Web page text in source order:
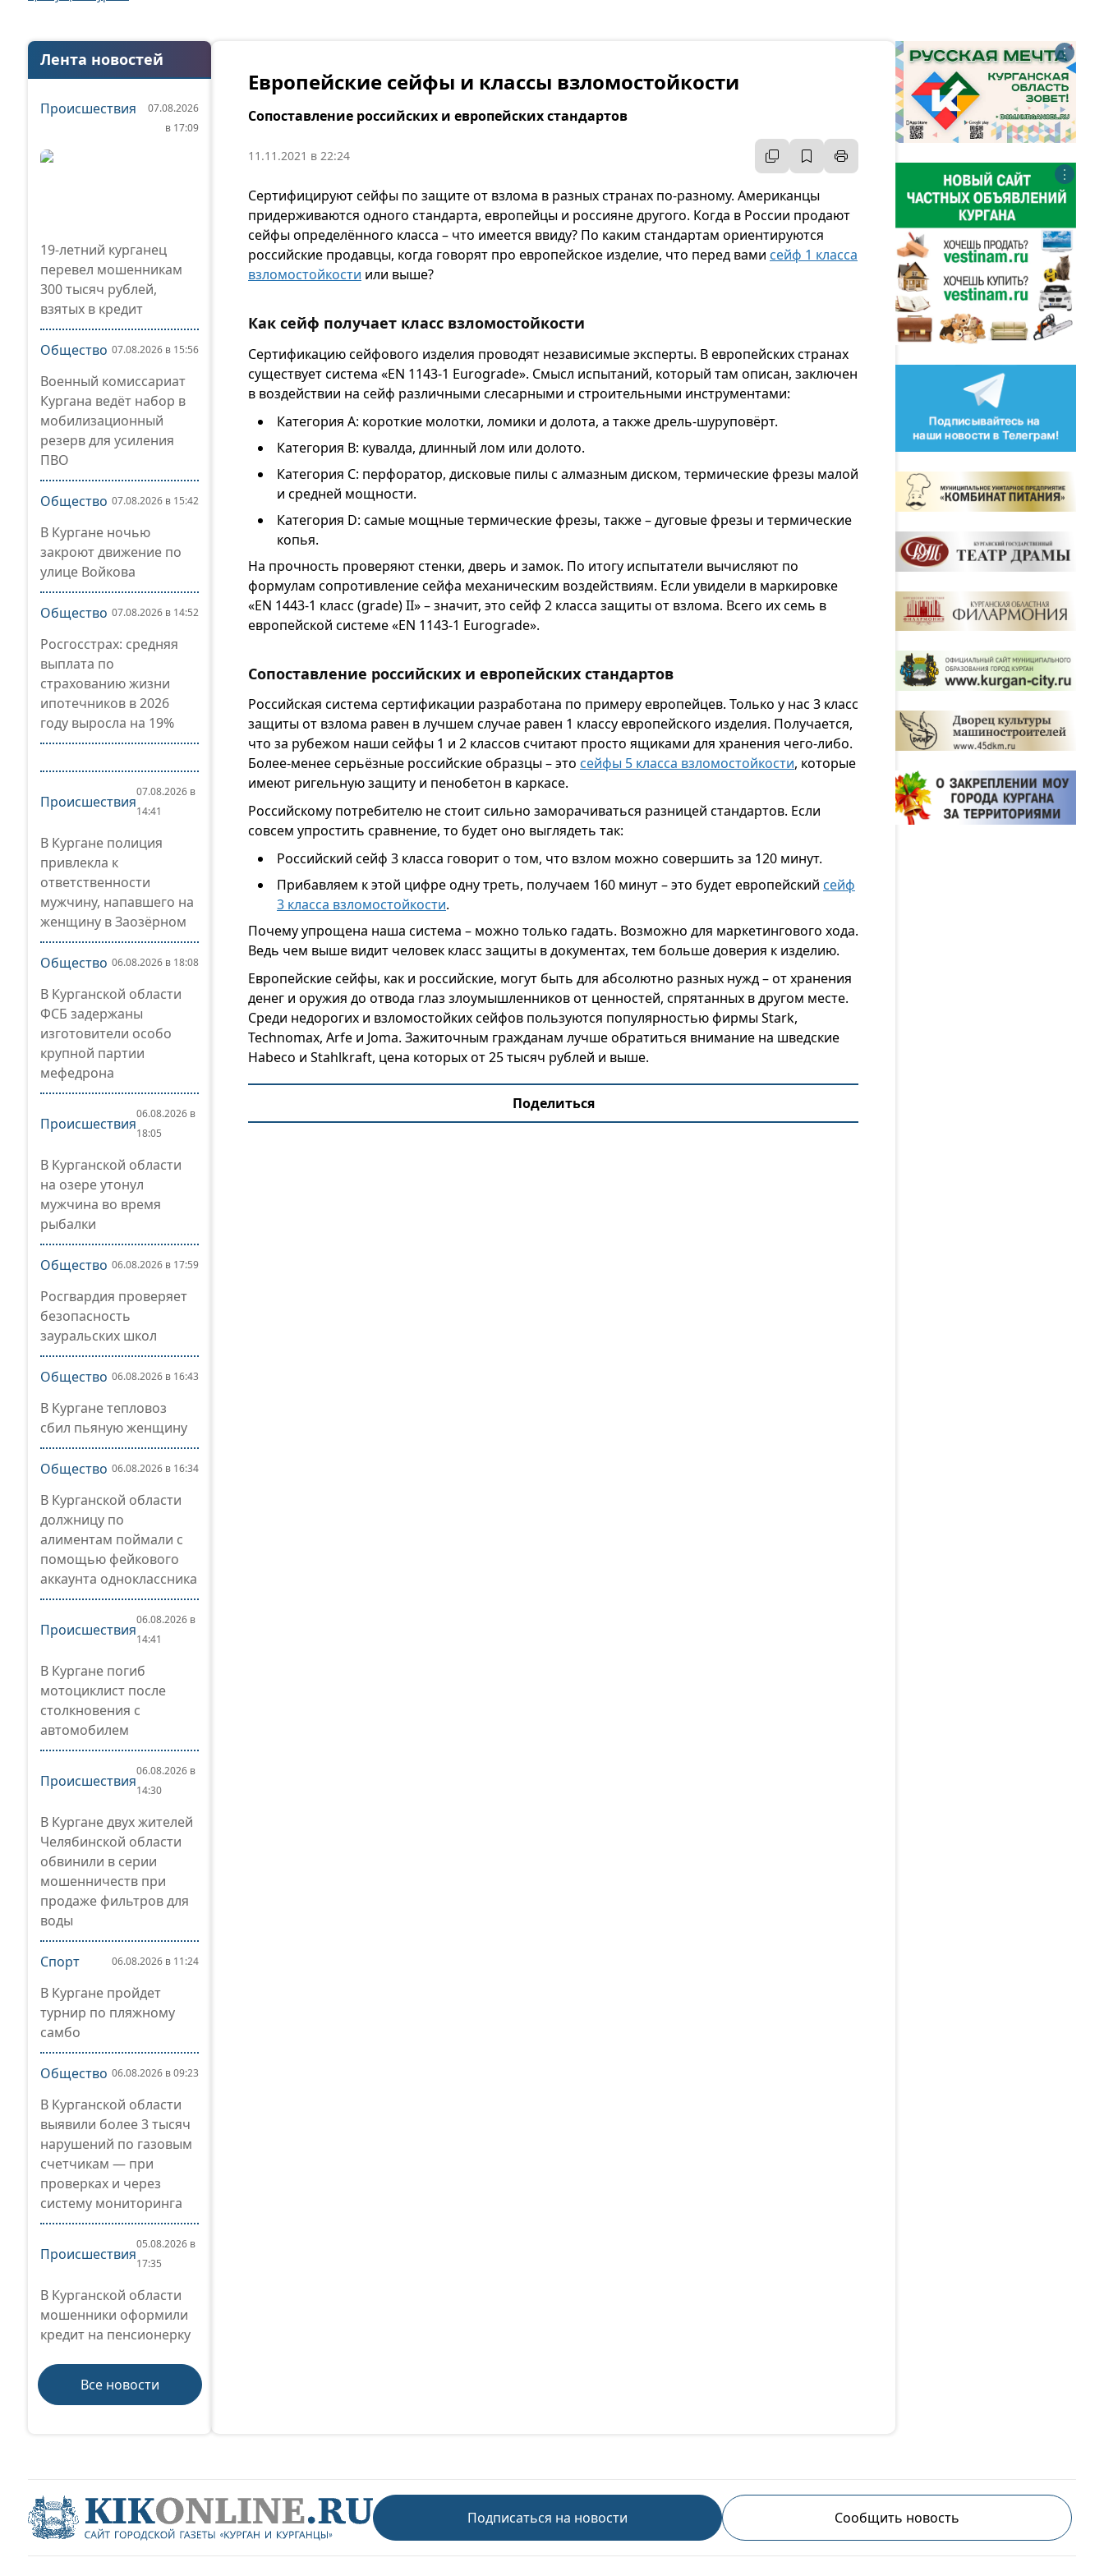
Лента новостей
Происшествия
07.08.2026
в 17:09
19-летний курганец
перевел мошенникам
300 тысяч рублей,
взятых в кредит
Общество 07.08.2026 в 15:56
Военный комиссариат
Кургана ведёт набор в
мобилизационный
резерв для усиления
ПВО
Общество 07.08.2026 в 15:42
В Кургане ночью
закроют движение по
улице Войкова
Общество 07.08.2026 в 14:52
Росгосстрах: средняя
выплата по
страхованию жизни
ипотечников в 2026
году выросла на 19%
Происшествия
07.08.2026 в
14:41
В Кургане полиция
привлекла к
ответственности
мужчину, напавшего на
женщину в Заозёрном
Общество 06.08.2026 в 18:08
В Курганской области
ФСБ задержаны
изготовители особо
крупной партии
мефедрона
Происшествия
06.08.2026 в
18:05
В Курганской области
на озере утонул
мужчина во время
рыбалки
Общество 06.08.2026 в 17:59
Росгвардия проверяет
безопасность
зауральских школ
Общество 06.08.2026 в 16:43
В Кургане тепловоз
сбил пьяную женщину
Общество 06.08.2026 в 16:34
В Курганской области
должницу по
алиментам поймали с
помощью фейкового
аккаунта одноклассника
Происшествия
06.08.2026 в
14:41
В Кургане погиб
мотоциклист после
столкновения с
автомобилем
Происшествия
06.08.2026 в
14:30
В Кургане двух жителей
Челябинской области
обвинили в серии
мошенничеств при
продаже фильтров для
воды
Спорт 06.08.2026 в 11:24
В Кургане пройдет
турнир по пляжному
самбо
Общество 06.08.2026 в 09:23
В Курганской области
выявили более 3 тысяч
нарушений по газовым
счетчикам — при
проверках и через
систему мониторинга
Происшествия
05.08.2026 в
17:35
В Курганской области
мошенники оформили
кредит на пенсионерку
Все новости
Европейские сейфы и классы взломостойкости
Сопоставление российских и европейских стандартов
11.11.2021 в 22:24
Сертифицируют сейфы по защите от взлома в разных странах по-разному. Американцы
придерживаются одного стандарта, европейцы и россияне другого. Когда в России продают
сейфы определённого класса – что имеется ввиду? По каким стандартам ориентируются
российские продавцы, когда говорят про европейское изделие, что перед вами сейф 1 класса
взломостойкости или выше?
Как сейф получает класс взломостойкости
Сертификацию сейфового изделия проводят независимые эксперты. В европейских странах
существует система «EN 1143-1 Eurograde». Смысл испытаний, который там описан, заключен
в воздействии на сейф различными слесарными и строительными инструментами:
Категория A: короткие молотки, ломики и долота, а также дрель-шуруповёрт.
Категория B: кувалда, длинный лом или долото.
Категория C: перфоратор, дисковые пилы с алмазным диском, термические фрезы малой
и средней мощности.
Категория D: самые мощные термические фрезы, также – дуговые фрезы и термические
копья.
На прочность проверяют стенки, дверь и замок. По итогу испытатели вычисляют по
формулам сопротивление сейфа механическим воздействиям. Если увидели в маркировке
«EN 1443-1 класс (grade) ІІ» – значит, это сейф 2 класса защиты от взлома. Всего их семь в
европейской системе «EN 1143-1 Eurograde».
Сопоставление российских и европейских стандартов
Российская система сертификации разработана по примеру европейцев. Только у нас 3 класс
защиты от взлома равен в лучшем случае равен 1 классу европейского изделия. Получается,
что за рубежом наши сейфы 1 и 2 классов считают просто ящиками для хранения чего-либо.
Более-менее серьёзные российские образцы – это сейфы 5 класса взломостойкости, которые
имеют ригельную защиту и пенобетон в каркасе.
Российскому потребителю не стоит сильно заморачиваться разницей стандартов. Если
совсем упростить сравнение, то будет оно выглядеть так:
Российский сейф 3 класса говорит о том, что взлом можно совершить за 120 минут.
Прибавляем к этой цифре одну треть, получаем 160 минут – это будет европейский сейф
3 класса взломостойкости.
Почему упрощена наша система – можно только гадать. Возможно для маркетингового хода.
Ведь чем выше видит человек класс защиты в документах, тем больше доверия к изделию.
Европейские сейфы, как и российские, могут быть для абсолютно разных нужд – от хранения
денег и оружия до отвода глаз злоумышленников от ценностей, спрятанных в другом месте.
Среди недорогих и взломостойких сейфов пользуются популярностью фирмы Stark,
Technomax, Arfe и Joma. Зажиточным гражданам лучше обратиться внимание на шведские
Habeco и Stahlkraft, цена которых от 25 тысяч рублей и выше.
Поделиться
⋮
⋮
Подписаться на новости Сообщить новость